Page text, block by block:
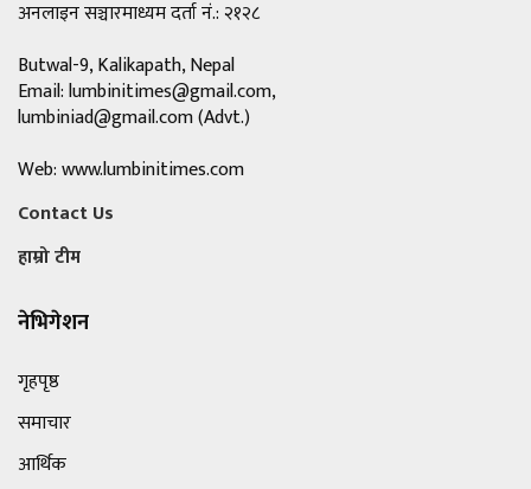
अनलाइन सञ्चारमाध्यम दर्ता नं.: २१२८
Butwal-9, Kalikapath, Nepal
Email:lumbinitimes@gmail.com,
lumbiniad@gmail.com(Advt.)
Web: www.lumbinitimes.com
Contact Us
हाम्रो टीम
नेभिगेशन
गृहपृष्ठ
समाचार
आर्थिक